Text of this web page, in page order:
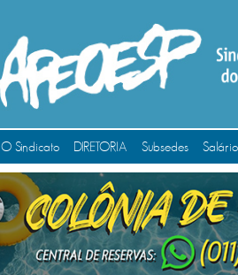
O Sindicato DIRETORIA Subsedes